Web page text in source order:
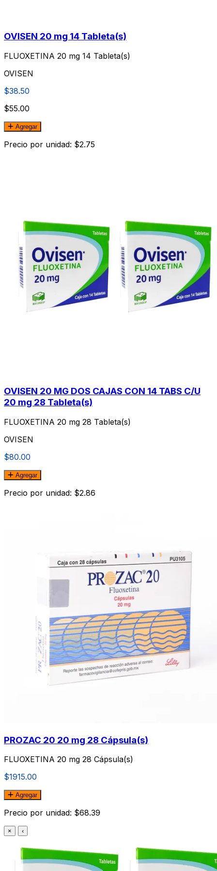
OVISEN 20 mg 14 Tableta(s)
FLUOXETINA 20 mg 14 Tableta(s)
OVISEN
$38.50
$55.00
Agregar
Precio por unidad: $2.75
OVISEN 20 MG DOS CAJAS CON 14 TABS C/U
20 mg 28 Tableta(s)
FLUOXETINA 20 mg 28 Tableta(s)
OVISEN
$80.00
Agregar
Precio por unidad: $2.86
PROZAC 20 20 mg 28 Cápsula(s)
FLUOXETINA 20 mg 28 Cápsula(s)
$1915.00
Agregar
Precio por unidad: $68.39
× ‹